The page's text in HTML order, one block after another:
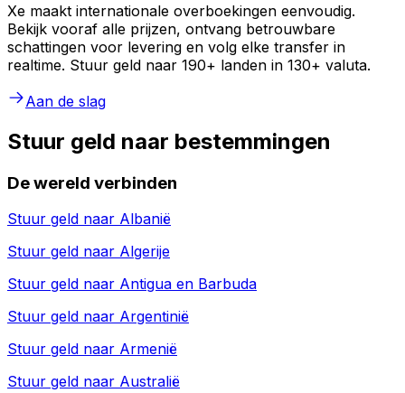
Xe maakt internationale overboekingen eenvoudig.
Bekijk vooraf alle prijzen, ontvang betrouwbare
schattingen voor levering en volg elke transfer in
realtime. Stuur geld naar 190+ landen in 130+ valuta.
Aan de slag
Stuur geld naar bestemmingen
De wereld verbinden
Stuur geld naar Albanië
Stuur geld naar Algerije
Stuur geld naar Antigua en Barbuda
Stuur geld naar Argentinië
Stuur geld naar Armenië
Stuur geld naar Australië